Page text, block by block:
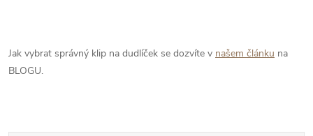
Jak vybrat správný klip na dudlíček se dozvíte v našem článku na
BLOGU.